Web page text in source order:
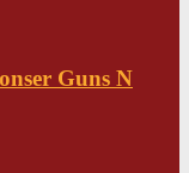
Guns N